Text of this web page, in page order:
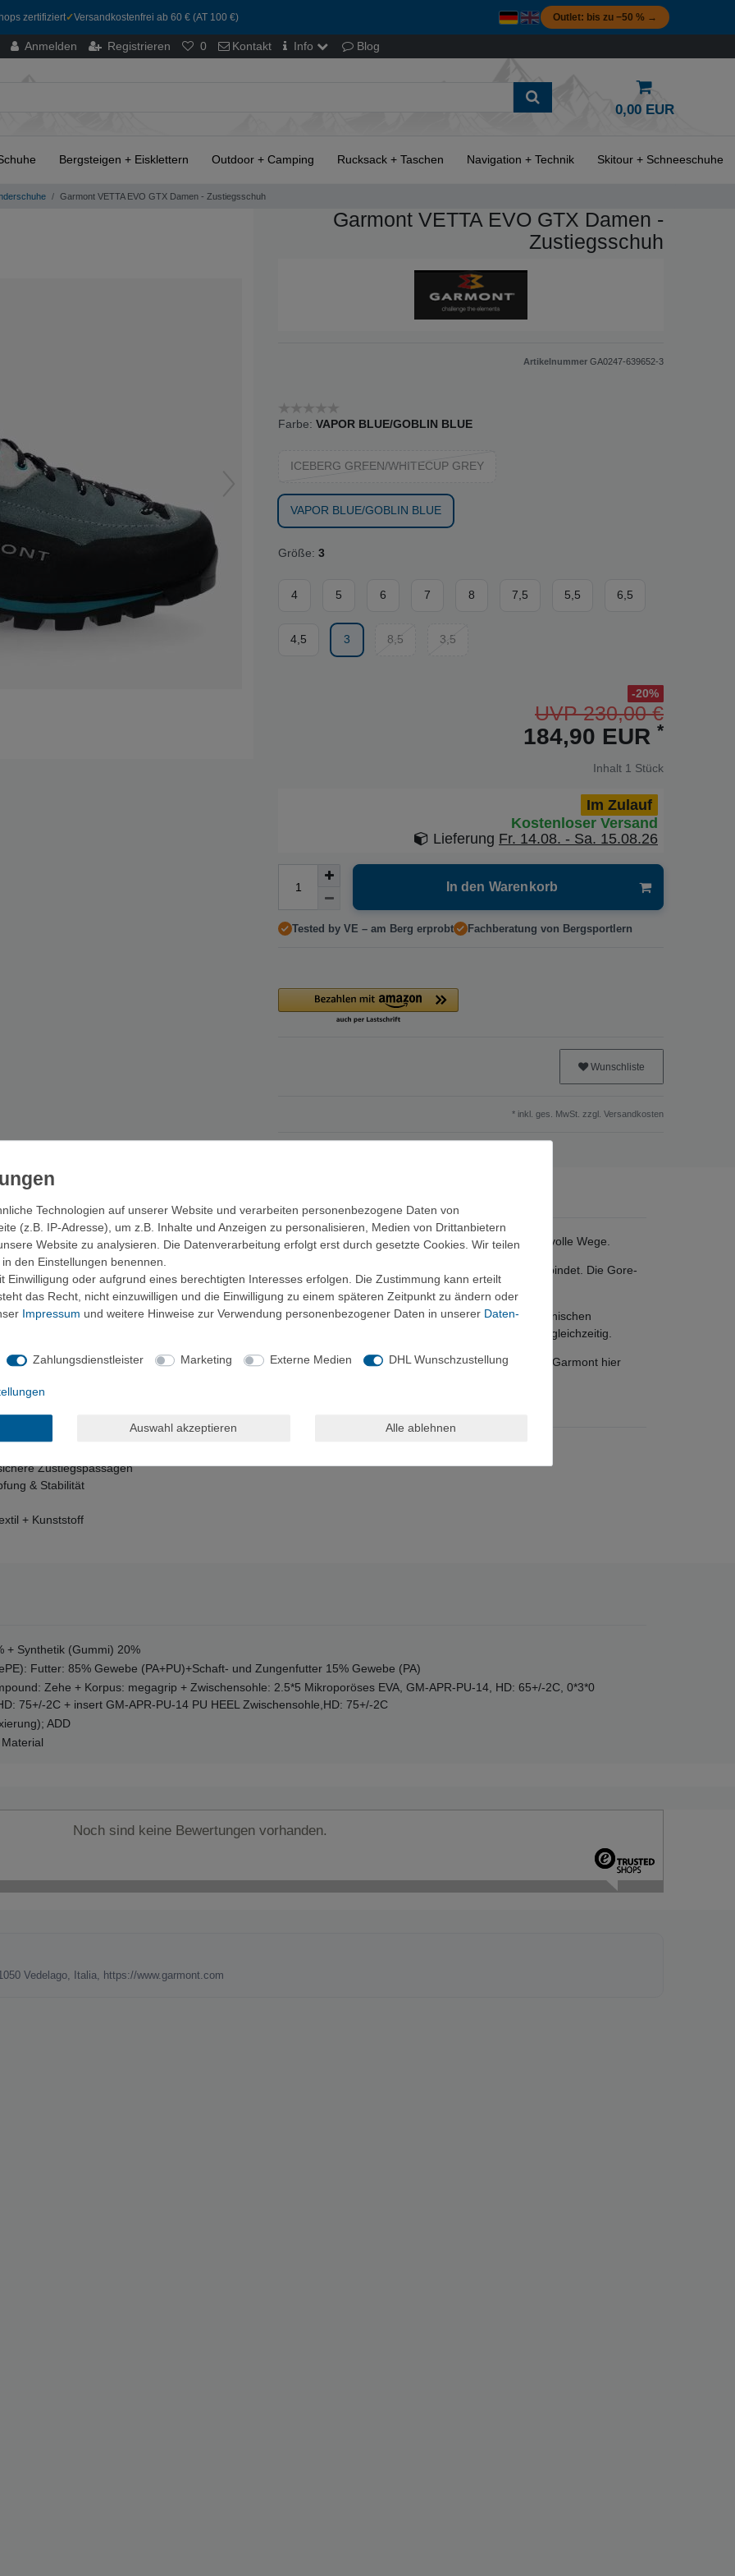
zertifiziert✓Versandkostenfrei ab 60 € (AT 100 €) Outlet: bis zu −50 % →
Anmelden Registrieren 0 Kontakt Info Blog
0,00 EUR
Bergsteigen + Eisklettern Outdoor + Camping Rucksack + Taschen Navigation + Technik Skitour + Schneeschuhe
Garmont VETTA EVO GTX Damen - Zustiegsschuh
Garmont VETTA EVO GTX Damen -
Zustiegsschuh
Artikelnummer GA0247-639652-3
Farbe: VAPOR BLUE/GOBLIN BLUE
ICEBERG GREEN/WHITECUP GREY
VAPOR BLUE/GOBLIN BLUE
Größe: 3
4 5 6 7 8 7,5 5,5 6,5
4,5 3 8,5 3,5
-20%
UVP 230,00 €
184,90 EUR *
Inhalt 1 Stück
Im Zulauf
Kostenloser Versand
Lieferung Fr. 14.08. - Sa. 15.08.26
In den Warenkorb
Tested by VE – am Berg erprobt Fachberatung von Bergsportlern
Wunschliste
* inkl. ges. MwSt. zzgl. Versandkosten
Zustieg – mit Gore-Tex Schutz, bewährter Vibram-Sohle und durchdachtem Komfort für anspruchsvolle Wege.
Materialien bietet dir der VETTA EVO GTX eine robuste Konstruktion, die Halt und Haltbarkeit verbindet. Die Gore-
Umwelt zu belasten – ein wichtiger Schritt für nachhaltiges Bergsport-Equipment.
konzipiert: Der Megagrip-Kompound an Ferse und Vorfuß garantiert Grip auf steilen und technischen
EVA mit unterschiedlichen Härtegraden (65 und 75 Shore) dämpft Stöße ab und stabilisiert deinen Fuß gleichzeitig.
während die ADD Technologie den Tragekomfort optimiert. Die PFC-freie Auskleidung zeigt, dass Garmont hier
Schutz.
Umweltschutz
Zustiegspassagen
& Stabilität
+ Kunststoff
+ Synthetik (Gummi) 20%
Futter: 85% Gewebe (PA+PU)+Schaft- und Zungenfutter 15% Gewebe (PA)
Zehe + Korpus: megagrip + Zwischensohle: 2.5*5 Mikroporöses EVA, GM-APR-PU-14, HD: 65+/-2C, 0*3*0
75+/-2C + insert GM-APR-PU-14 PU HEEL Zwischensohle,HD: 75+/-2C
ADD
Noch sind keine Bewertungen vorhanden.
Vedelago, Italia, https://www.garmont.com
Technologien auf unserer Website und verarbeiten personenbezogene Daten von
(z.B. IP-Adresse), um z.B. Inhalte und Anzeigen zu personalisieren, Medien von Drittanbietern
Website zu analysieren. Die Datenverarbeitung erfolgt erst durch gesetzte Cookies. Wir teilen
den Einstellungen benennen.
Einwilligung oder aufgrund eines berechtigten Interesses erfolgen. Die Zustimmung kann erteilt
das Recht, nicht einzuwilligen und die Einwilligung zu einem späteren Zeitpunkt zu ändern oder
Impressum und weitere Hinweise zur Verwendung personenbezogener Daten in unserer Daten­
Zahlungsdienstleister Marketing Externe Medien DHL Wunschzustellung
Auswahl akzeptieren Alle ablehnen